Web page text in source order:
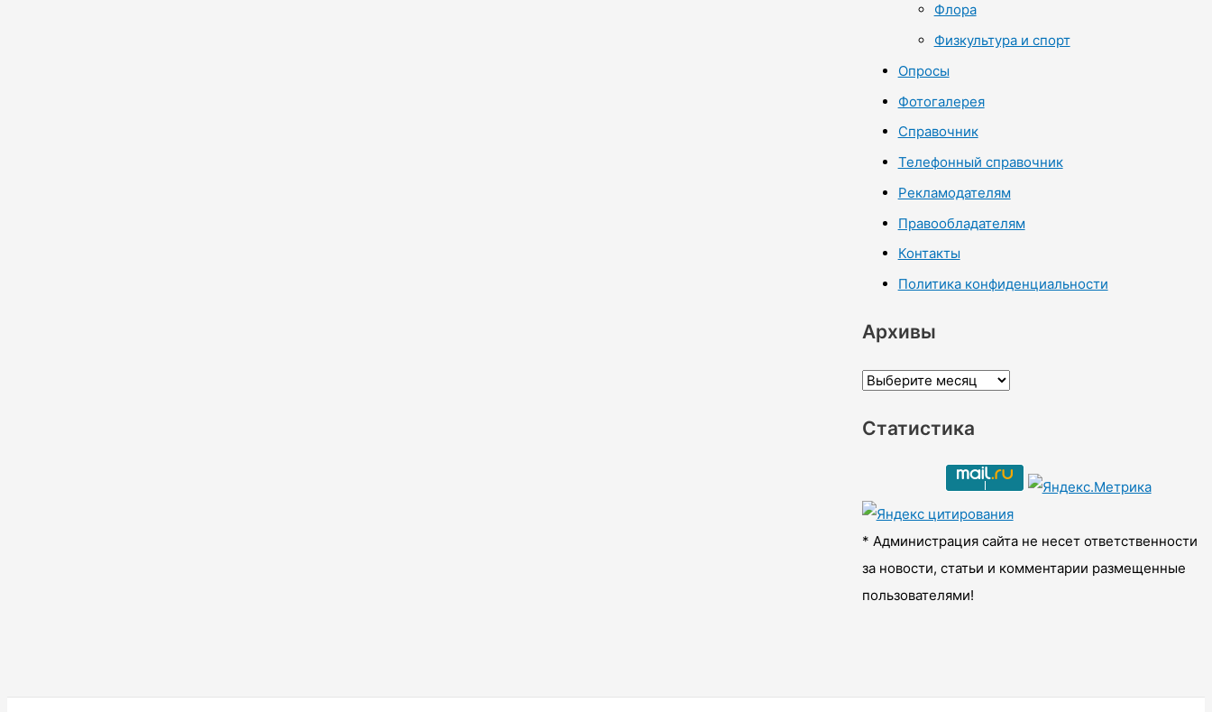
Флора
Физкультура и спорт
Опросы
Фотогалерея
Справочник
Телефонный справочник
Рекламодателям
Правообладателям
Контакты
Политика конфиденциальности
Архивы
А
х
ы
Статистика
* Администрация сайта не несет ответственности
за новости, статьи и комментарии размещенные
пользователями!